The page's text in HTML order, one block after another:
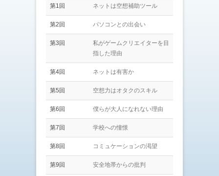
第1回 ネットは空想補助ツール
第2回 パソコンとの出会い
第3回
私がゲームクリエイターを目
指した理由
第4回 ネットは有害か
第5回 空想力はオタクのスキル
第6回 僕らが大人になれない理由
第7回 学校への憧憬
第8回 コミュケーションの渇望
第9回 安全地帯からの批判